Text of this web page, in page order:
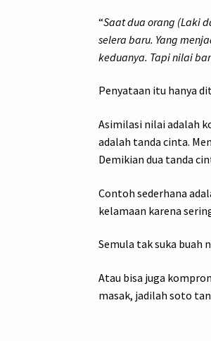
“Saat dua orang (Laki
selera baru. Yang
keduanya. Tapi nilai
Penyataan itu hanya
Asimilasi nilai adalah
adalah tanda cinta.
Demikian dua tanda
Contoh sederhana
kelamaan karena
Semula tak suka buah
Atau bisa juga
masak, jadilah soto